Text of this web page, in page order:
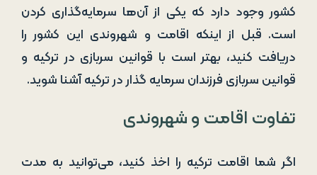
کشور وجود دارد که یکی از آن‌ها سرمایه‌گذاری کردن
است. قبل از اینکه اقامت و شهروندی این کشور را
دریافت ‌کنید، بهتر است با قوانین سربازی در ترکیه و
قوانین سربازی فرزندان سرمایه گذار در ترکیه آشنا شوید.
تفاوت اقامت و شهروندی
اگر شما اقامت ترکیه را اخذ کنید، می‌توانید به مدت